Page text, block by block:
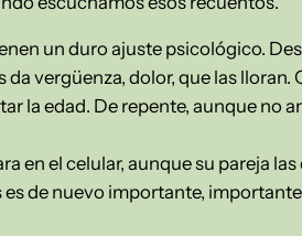
un duro ajuste psicológico.
vergüenza, dolor, que las lloran.
la edad. De repente, aunque no
en el celular, aunque su pareja las
de nuevo importante,